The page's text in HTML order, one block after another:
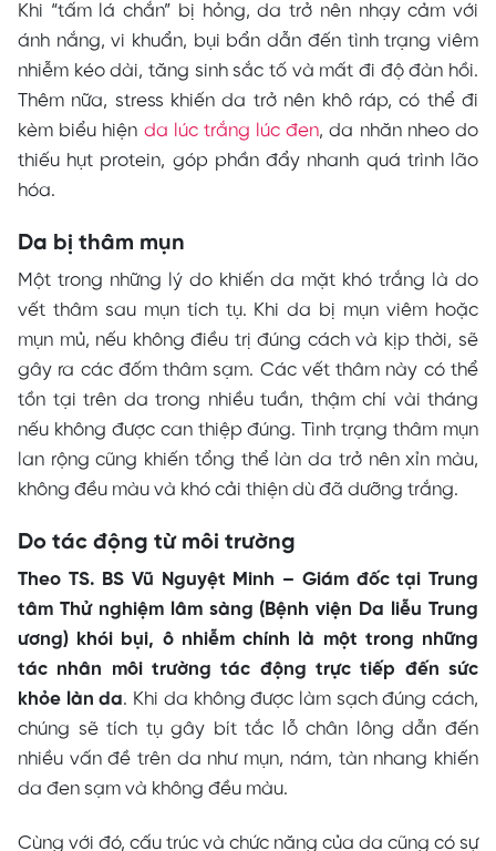
Khi “tấm lá chắn” bị hỏng, da trở nên nhạy cảm với
ánh nắng, vi khuẩn, bụi bẩn dẫn đến tình trạng viêm
nhiễm kéo dài, tăng sinh sắc tố và mất đi độ đàn hồi.
Thêm nữa, stress khiến da trở nên khô ráp, có thể đi
kèm biểu hiện da lúc trắng lúc đen, da nhăn nheo do
thiếu hụt protein, góp phần đẩy nhanh quá trình lão
hóa.
Da bị thâm mụn
Một trong những lý do khiến da mặt khó trắng là do
vết thâm sau mụn tích tụ. Khi da bị mụn viêm hoặc
mụn mủ, nếu không điều trị đúng cách và kịp thời, sẽ
gây ra các đốm thâm sạm. Các vết thâm này có thể
tồn tại trên da trong nhiều tuần, thậm chí vài tháng
nếu không được can thiệp đúng. Tình trạng thâm mụn
lan rộng cũng khiến tổng thể làn da trở nên xỉn màu,
không đều màu và khó cải thiện dù đã dưỡng trắng.
Do tác động từ môi trường
Theo TS. BS Vũ Nguyệt Minh – Giám đốc tại Trung
tâm Thử nghiệm lâm sàng (Bệnh viện Da liễu Trung
ương) khói bụi, ô nhiễm chính là một trong những
tác nhân môi trường tác động trực tiếp đến sức
khỏe làn da. Khi da không được làm sạch đúng cách,
chúng sẽ tích tụ gây bít tắc lỗ chân lông dẫn đến
nhiều vấn đề trên da như mụn, nám, tàn nhang khiến
da đen sạm và không đều màu.
Cùng với đó, cấu trúc và chức năng của da cũng có sự